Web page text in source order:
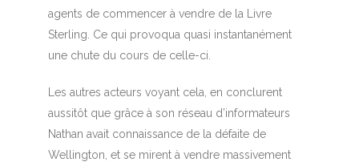
agents de commencer à vendre de la Livre
Sterling. Ce qui provoqua quasi instantanément
une chute du cours de celle-ci.
Les autres acteurs voyant cela, en conclurent
aussitôt que grâce à son réseau d’informateurs
Nathan avait connaissance de la défaite de
Wellington, et se mirent à vendre massivement